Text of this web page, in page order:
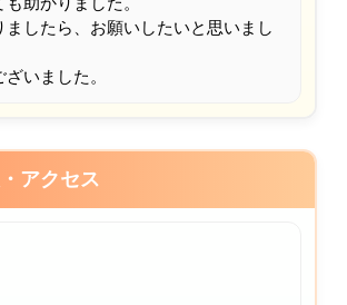
ましたら、お願いしたいと思いまし
いました。
アクセス